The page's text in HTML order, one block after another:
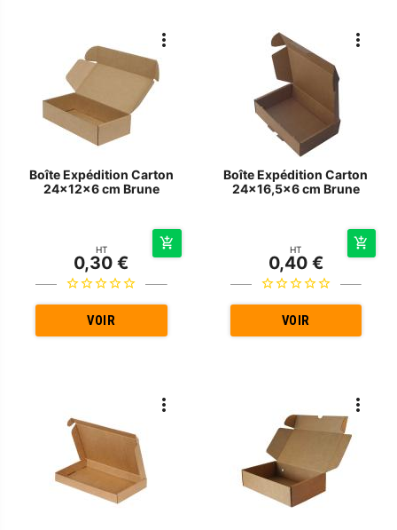
Boîte Expédition Carton
24x12x6 cm Brune
HT
0,30 €
VOIR
Boîte Expédition Carton
24x16,5x6 cm Brune
HT
0,40 €
VOIR